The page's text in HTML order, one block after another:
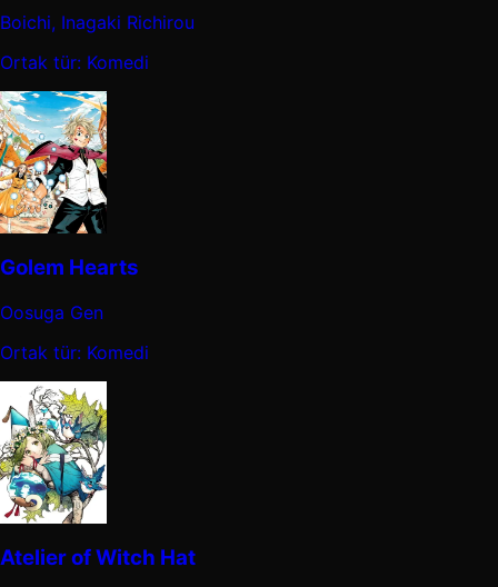
Boichi, Inagaki Richirou
Ortak tür: Komedi
Golem Hearts
Oosuga Gen
Ortak tür: Komedi
Atelier of Witch Hat